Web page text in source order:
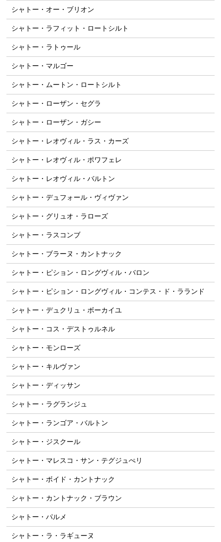
シャトー・オー・ブリオン
シャトー・ラフィット・ロートシルト
シャトー・ラトゥール
シャトー・マルゴー
シャトー・ムートン・ロートシルト
シャトー・ローザン・セグラ
シャトー・ローザン・ガシー
シャトー・レオヴィル・ラス・カーズ
シャトー・レオヴィル・ポワフェレ
シャトー・レオヴィル・バルトン
シャトー・デュフォール・ヴィヴァン
シャトー・グリュオ・ラローズ
シャトー・ラスコンブ
シャトー・ブラーヌ・カントナック
シャトー・ピション・ロングヴィル・バロン
シャトー・ピション・ロングヴィル・コンテス・ド・ラランド
シャトー・デュクリュ・ボーカイユ
シャトー・コス・デストゥルネル
シャトー・モンローズ
シャトー・キルヴァン
シャトー・ディッサン
シャトー・ラグランジュ
シャトー・ランゴア・バルトン
シャトー・ジスクール
シャトー・マレスコ・サン・テグジュぺリ
シャトー・ボイド・カントナック
シャトー・カントナック・ブラウン
シャトー・パルメ
シャトー・ラ・ラギューヌ